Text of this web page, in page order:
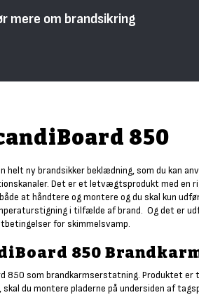
mere om brandsikring
850
helt ny brandsikker beklædning, som du kan
Det er et letvægtsprodukt med en
at håndtere og montere og du skal kun
i tilfælde af brand. Og det er
for skimmelsvamp.
850
850 som brandkarmserstatning. Produktet
du montere pladerne på undersiden af